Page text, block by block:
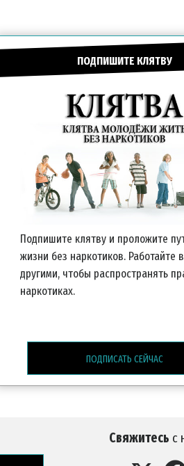
ПОДПИШИТЕ КЛЯТВУ
Подпишите клятву и проложите
жизни без наркотиков. Работайте
другими, чтобы распространять
наркотиках.
ПОДПИСАТЬ СЕЙЧАС
Свяжитесь с